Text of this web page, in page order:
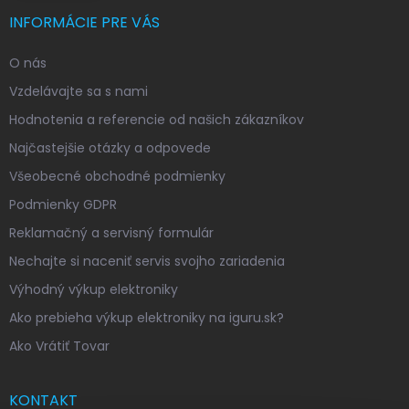
INFORMÁCIE PRE VÁS
O nás
Vzdelávajte sa s nami
Hodnotenia a referencie od našich zákazníkov
Najčastejšie otázky a odpovede
Všeobecné obchodné podmienky
Podmienky GDPR
Reklamačný a servisný formulár
Nechajte si naceniť servis svojho zariadenia
Výhodný výkup elektroniky
Ako prebieha výkup elektroniky na iguru.sk?
Ako Vrátiť Tovar
KONTAKT